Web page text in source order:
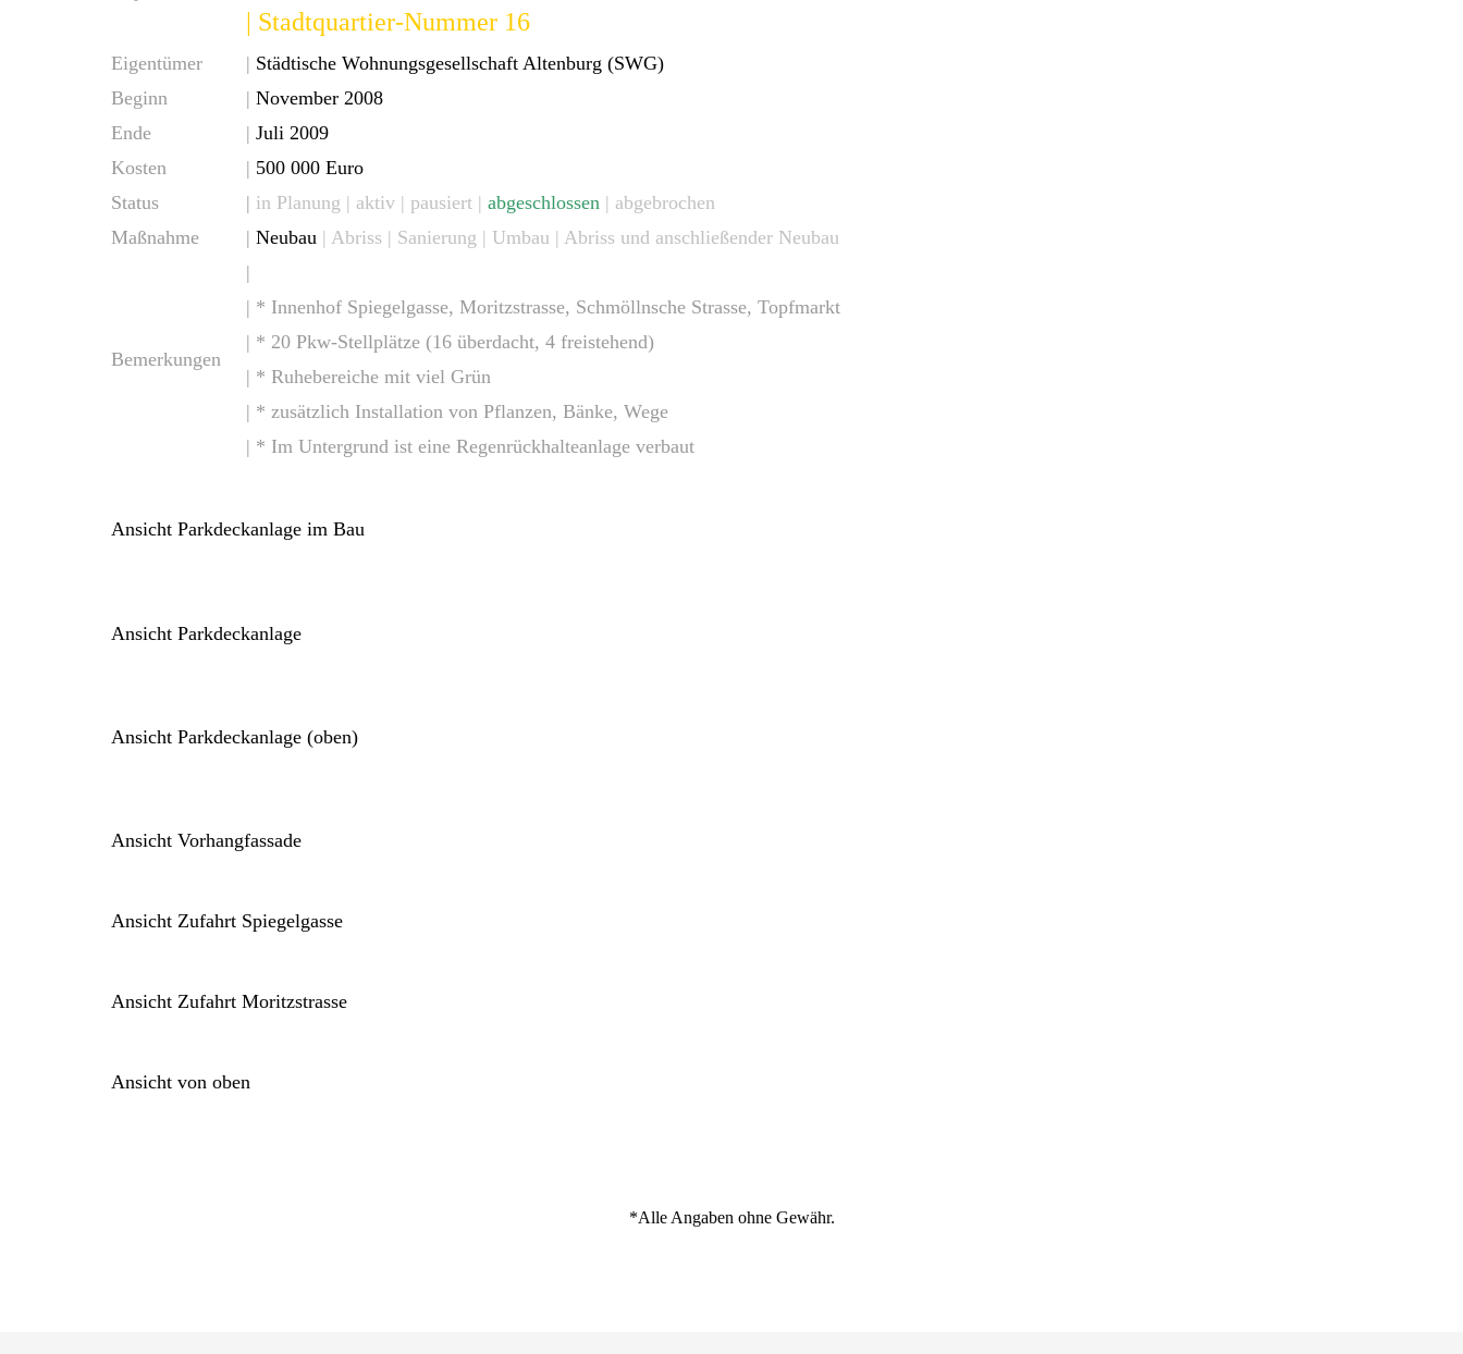
| Stadtquartier-Nummer 16
Eigentümer | Städtische Wohnungsgesellschaft Altenburg (SWG)
Beginn
| November 2008
Ende
| Juli 2009
Kosten
| 500 000 Euro
Status
| in Planung | aktiv | pausiert | abgeschlossen | abgebrochen
Maßnahme
| Neubau | Abriss | Sanierung | Umbau | Abriss und anschließender Neubau
Bemerkungen
|
| * Innenhof Spiegelgasse, Moritzstrasse, Schmöllnsche Strasse, Topfmarkt
| * 20 Pkw-Stellplätze (16 überdacht, 4 freistehend)
| * Ruhebereiche mit viel Grün
| * zusätzlich Installation von Pflanzen, Bänke, Wege
| * Im Untergrund ist eine Regenrückhalteanlage verbaut
Ansicht Parkdeckanlage im Bau
Ansicht Parkdeckanlage
Ansicht Parkdeckanlage (oben)
Ansicht Vorhangfassade
Ansicht Zufahrt Spiegelgasse
Ansicht Zufahrt Moritzstrasse
Ansicht von oben
*Alle Angaben ohne Gewähr.